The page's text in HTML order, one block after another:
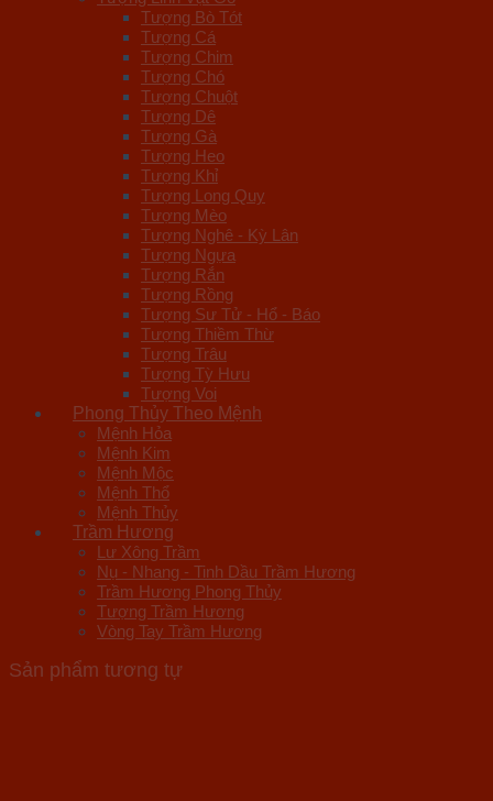
Tượng Bò Tót
Tượng Cá
Tượng Chim
Tượng Chó
Tượng Chuột
Tượng Dê
Tượng Gà
Tượng Heo
Tượng Khỉ
Tượng Long Quy
Tượng Mèo
Tượng Nghê - Kỳ Lân
Tượng Ngựa
Tượng Rắn
Tượng Rồng
Tượng Sư Tử - Hổ - Báo
Tượng Thiềm Thừ
Tượng Trâu
Tượng Tỳ Hưu
Tượng Voi
Phong Thủy Theo Mệnh
Mệnh Hỏa
Mệnh Kim
Mệnh Mộc
Mệnh Thổ
Mệnh Thủy
Trầm Hương
Lư Xông Trầm
Nụ - Nhang - Tinh Dầu Trầm Hương
Trầm Hương Phong Thủy
Tượng Trầm Hương
Vòng Tay Trầm Hương
Sản phẩm tương tự